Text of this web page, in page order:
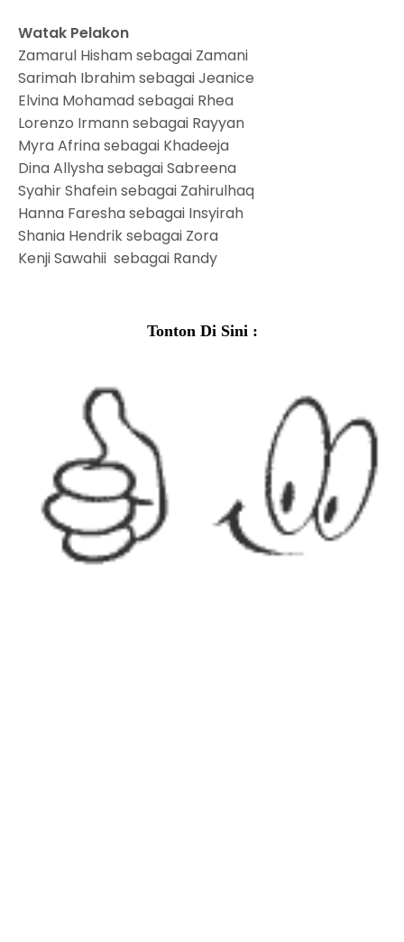
Watak Pelakon
Zamarul Hisham sebagai Zamani
Sarimah Ibrahim sebagai Jeanice
Elvina Mohamad sebagai Rhea
Lorenzo Irmann sebagai Rayyan
Myra Afrina sebagai Khadeeja
Dina Allysha sebagai Sabreena
Syahir Shafein sebagai Zahirulhaq
Hanna Faresha sebagai Insyirah
Shania Hendrik sebagai Zora
Kenji Sawahii sebagai Randy
Tonton Di Sini :